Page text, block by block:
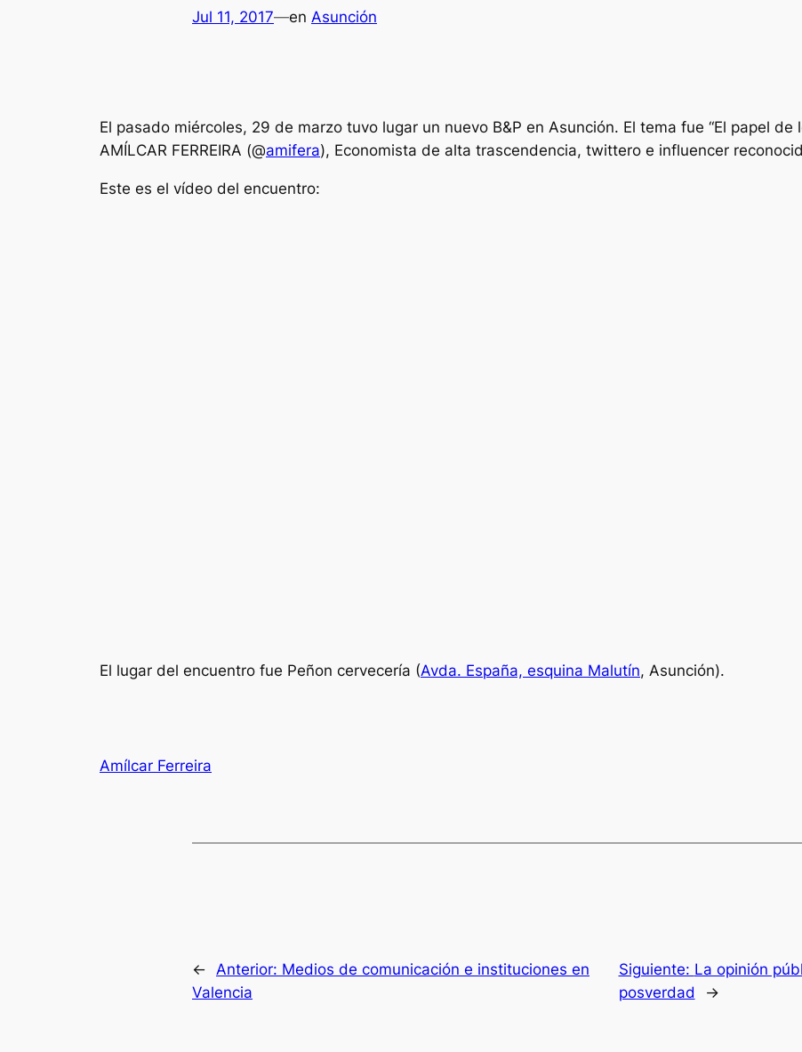
Jul 11, 2017—en Asunción
El pasado miércoles, 29 de marzo tuvo lugar un nuevo B&P en Asunción. El tema fue “El papel de
AMÍLCAR FERREIRA (@amifera), Economista de alta trascendencia, twittero e influencer
Este es el vídeo del encuentro:
El lugar del encuentro fue Peñon cervecería (Avda. España, esquina Malutín, Asunción).
Amílcar Ferreira
← Anterior: Medios de comunicación e instituciones en
Valencia
Siguiente: La opinión
posverdad
→